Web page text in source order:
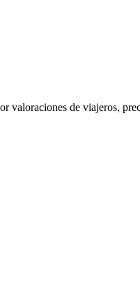
valoraciones de viajeros,